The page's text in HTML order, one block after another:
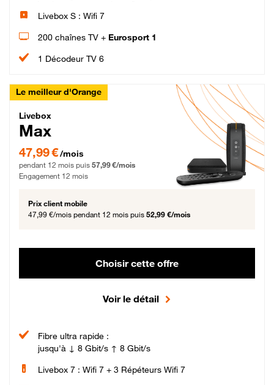
Livebox S : Wifi 7
200 chaînes TV + Eurosport 1
1 Décodeur TV 6
Le meilleur d'Orange
Livebox Max Fibre
Livebox
Max
47,99 € par mois pendant 12 mois puis 57,99 € par mois, Engagement 12 mois
47,99 €/mois
pendant 12 mois puis 57,99 €/mois
Engagement 12 mois
Prix client mobile
47,99 €/mois pendant 12 mois puis 52,99 €/mois
Choisir cette offre
Voir le détail
Fibre ultra rapide :
jusqu'à ↓ 8 Gbit/s ↑ 8 Gbit/s
Livebox 7 : Wifi 7 + 3 Répéteurs Wifi 7